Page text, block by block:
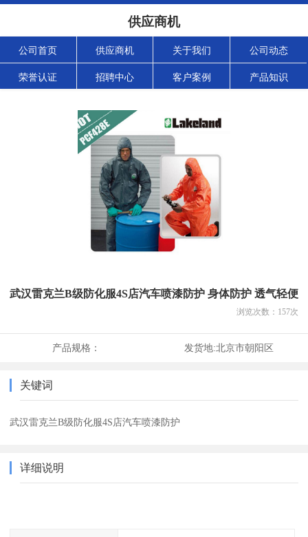
供应商机
公司首页 供应商机 关于我们 公司动态
荣誉认证 招聘中心 客户案例 产品知识
武汉雷克兰B级防化服4S店汽车喷漆防护 身体防护 透气轻便
浏览次数： 157次
产品规格： 发货地:北京市朝阳区
关键词
武汉雷克兰B级防化服4S店汽车喷漆防护
详细说明